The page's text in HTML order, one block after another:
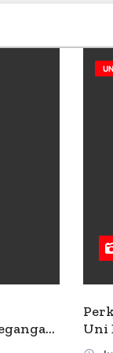
Uni